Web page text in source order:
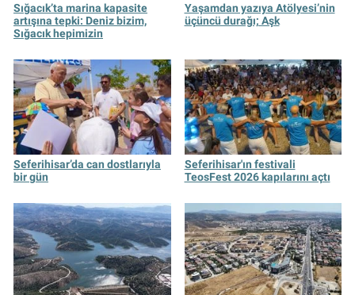
Sığacık’ta marina kapasite
artışına tepki: Deniz bizim,
Sığacık hepimizin
Yaşamdan yazıya Atölyesi’nin
üçüncü durağı; Aşk
Seferihisar’da can dostlarıyla
bir gün
Seferihisar'ın festivali
TeosFest 2026 kapılarını açtı